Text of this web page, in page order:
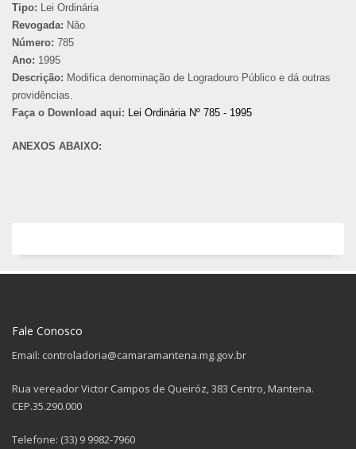
Tipo: Lei Ordinária
Revogada: Não
Número: 785
Ano: 1995
Descrição: Modifica denominação de Logradouro Público e dá outras
providências.
Faça o Download aqui: Lei Ordinária Nº 785 - 1995
ANEXOS ABAIXO:
Fale Conosco
Email: controladoria@camaramantena.mg.gov.br
Rua vereador Victor Campos de Queiróz, 383 Centro, Mantena.
CEP.35.290.000
Telefone: (33) 9 9982-7960